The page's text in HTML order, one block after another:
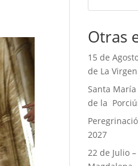
Otras
15 de
de La
Santa
de la
2027
22 de Julio